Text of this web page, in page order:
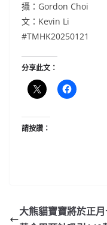
攝：Gordon Choi
文：Kevin Li
#TMHK20250121
分享此文：
請按讚：
大熊貓寶寶將於正